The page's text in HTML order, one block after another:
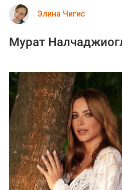
Элина Чигис
Мурат